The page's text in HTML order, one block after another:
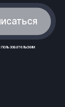
пользовательским